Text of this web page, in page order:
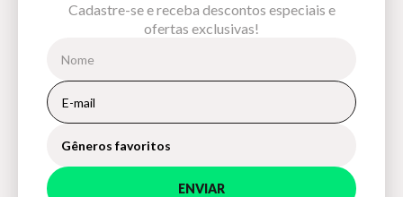
Cadastre-se e receba descontos especiais e
ofertas exclusivas!
Gêneros favoritos
ENVIAR